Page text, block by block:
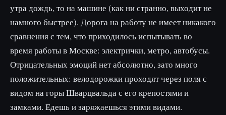
утра дождь, то на машине (как ни странно, выходит не
намного быстрее). Дорога на работу не имеет никакого
сравнения с тем, что приходилось испытывать во
время работы в Москве: электрички, метро, автобусы.
Отрицательных эмоций нет абсолютно, зато много
положительных: велодорожки проходят через поля с
видом на горы Шварцвальда с его крепостями и
замками. Едешь и заряжаешься этими видами.